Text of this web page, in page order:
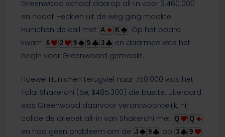
Greenwood schoof daarop all-in voor 3.460.000
en nadat Hecklen uit de weg ging maakte
Hunichen de call met A K
. Op het board
kwam 6 2 9 5 3
en daarmee was het
begin voor Greenwoord gemaakt.
Hoewel Hunichen terugviel naar 750.000 was het
Talal Shakerchi (5e, $485.300) die bustte. Uiteraard
was Greenwood daarvoor verantwoordelijk, hij
callde de driebet all-in van Shakerchi met Q Q
en had geen probleem om de J 9 op 3
9